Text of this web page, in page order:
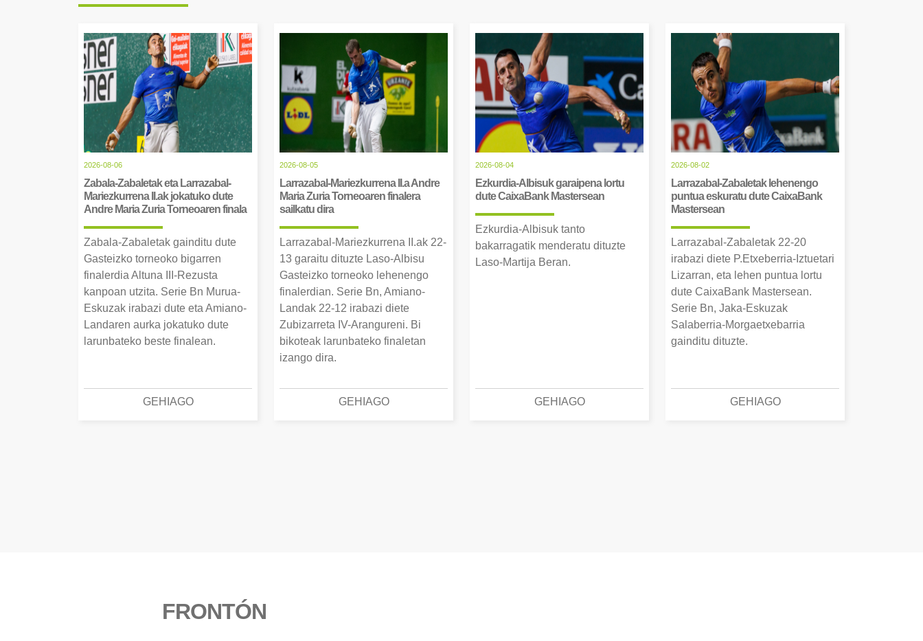
2026-08-06
Zabala-Zabaletak eta Larrazabal-
Mariezkurrena II.ak jokatuko dute
Andre Maria Zuria Torneoaren finala
Zabala-Zabaletak gainditu dute
Gasteizko torneoko bigarren
finalerdia Altuna III-Rezusta
kanpoan utzita. Serie Bn Murua-
Eskuzak irabazi dute eta Amiano-
Landaren aurka jokatuko dute
larunbateko beste finalean.
GEHIAGO
2026-08-05
Larrazabal-Mariezkurrena II.a Andre
Maria Zuria Torneoaren finalera
sailkatu dira
Larrazabal-Mariezkurrena II.ak 22-
13 garaitu dituzte Laso-Albisu
Gasteizko torneoko lehenengo
finalerdian. Serie Bn, Amiano-
Landak 22-12 irabazi diete
Zubizarreta IV-Arangureni. Bi
bikoteak larunbateko finaletan
izango dira.
GEHIAGO
2026-08-04
Ezkurdia-Albisuk garaipena lortu
dute CaixaBank Mastersean
Ezkurdia-Albisuk tanto
bakarragatik menderatu dituzte
Laso-Martija Beran.
GEHIAGO
2026-08-02
Larrazabal-Zabaletak lehenengo
puntua eskuratu dute CaixaBank
Mastersean
Larrazabal-Zabaletak 22-20
irabazi diete P.Etxeberria-Iztuetari
Lizarran, eta lehen puntua lortu
dute CaixaBank Mastersean.
Serie Bn, Jaka-Eskuzak
Salaberria-Morgaetxebarria
gainditu dituzte.
GEHIAGO
FRONTÓN